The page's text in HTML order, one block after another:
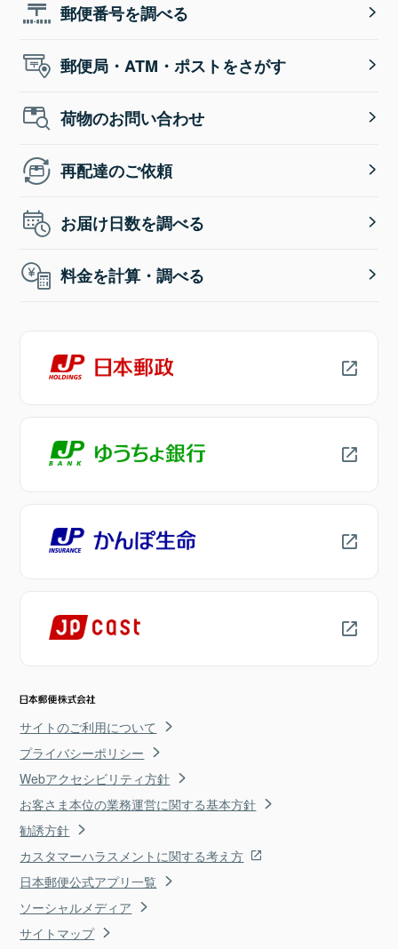
郵便番号を調べる
郵便局・ATM・ポストをさがす
荷物のお問い合わせ
再配達のご依頼
お届け日数を調べる
料金を計算・調べる
サイトのご利用について
プライバシーポリシー
Webアクセシビリティ方針
お客さま本位の業務運営に関する基本方針
勧誘方針
カスタマーハラスメントに関する考え方
日本郵便公式アプリ一覧
ソーシャルメディア
サイトマップ